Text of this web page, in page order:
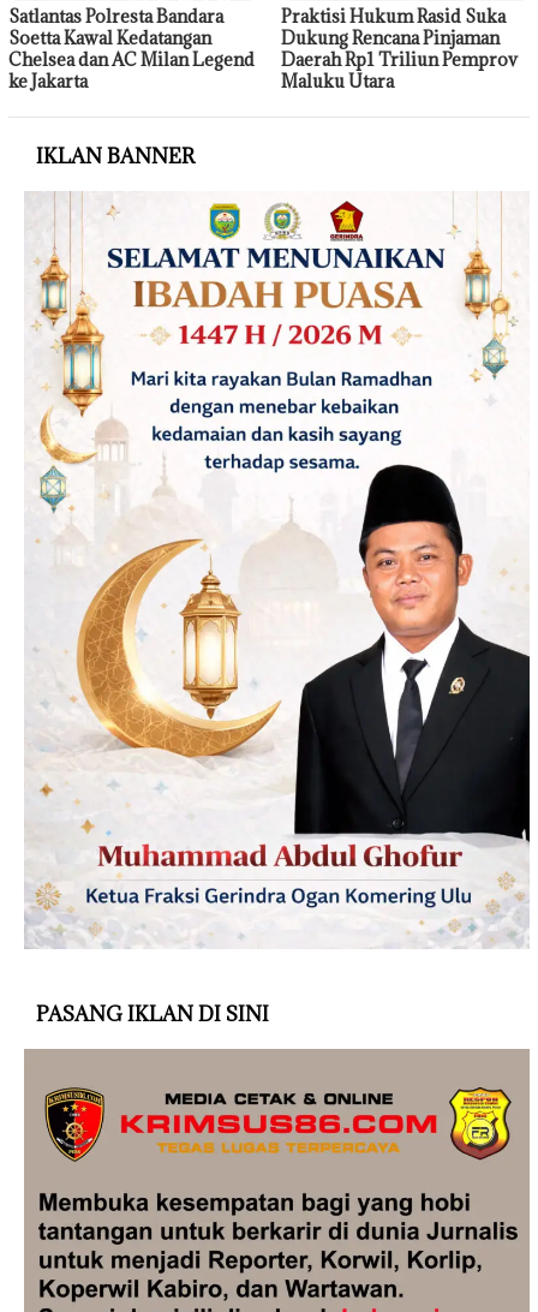
Satlantas Polresta Bandara
Soetta Kawal Kedatangan
Chelsea dan AC Milan Legend
ke Jakarta
Praktisi Hukum Rasid Suka
Dukung Rencana Pinjaman
Daerah Rp1 Triliun Pemprov
Maluku Utara
IKLAN BANNER
PASANG IKLAN DI SINI